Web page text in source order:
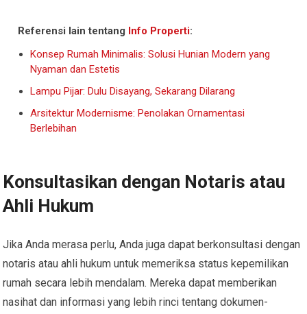
Referensi lain tentang Info Properti:
Konsep Rumah Minimalis: Solusi Hunian Modern yang
Nyaman dan Estetis
Lampu Pijar: Dulu Disayang, Sekarang Dilarang
Arsitektur Modernisme: Penolakan Ornamentasi
Berlebihan
Konsultasikan dengan Notaris atau
Ahli Hukum
Jika Anda merasa perlu, Anda juga dapat berkonsultasi dengan
notaris atau ahli hukum untuk memeriksa status kepemilikan
rumah secara lebih mendalam. Mereka dapat memberikan
nasihat dan informasi yang lebih rinci tentang dokumen-